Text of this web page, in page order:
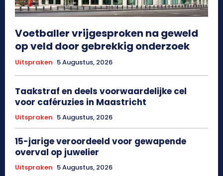
Voetballer vrijgesproken na geweld
op veld door gebrekkig onderzoek
Uitspraken 5 Augustus, 2026
Taakstraf en deels voorwaardelijke cel
voor caféruzies in Maastricht
Uitspraken 5 Augustus, 2026
15-jarige veroordeeld voor gewapende
overval op juwelier
Uitspraken 5 Augustus, 2026